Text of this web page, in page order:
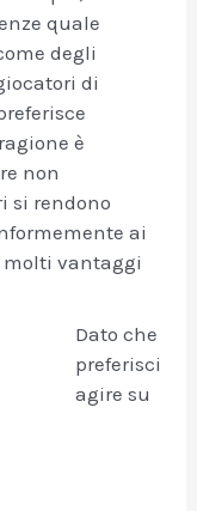
quale
degli
di
è
non
si rendono
ai
molti vantaggi
Dato che
preferisci
agire su